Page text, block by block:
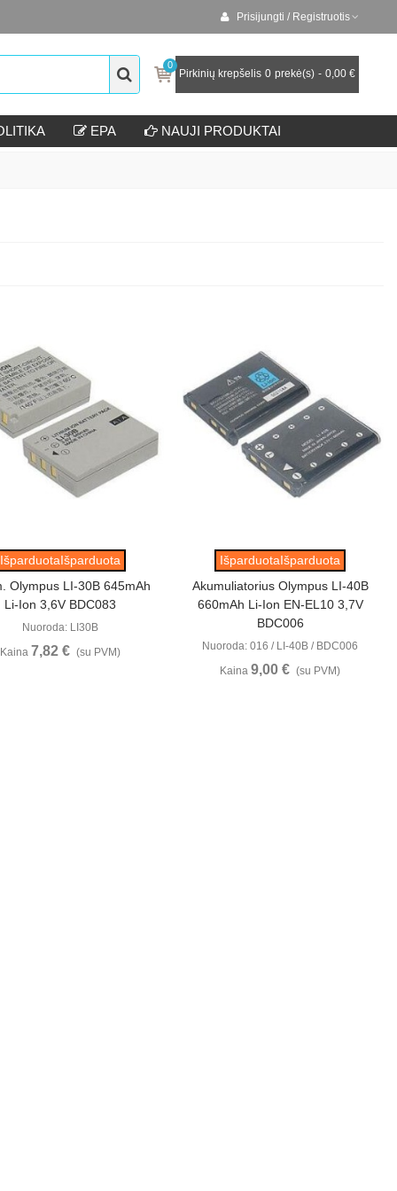
Prisijungti / Registruotis
0
Pirkinių krepšelis 0 prekė(s) - 0,00 €
EPA NAUJI PRODUKTAI
Peržiūrėti
IšparduotaIšparduota
Olympus LI-30B 645mAh
Li-Ion 3,6V BDC083
Nuoroda: LI30B
Kaina 7,82 € (su PVM)
Peržiūrėti
IšparduotaIšparduota
Akumuliatorius Olympus LI-40B
660mAh Li-Ion EN-EL10 3,7V
BDC006
Nuoroda: 016 / LI-40B / BDC006
Kaina9,00 € (su PVM)